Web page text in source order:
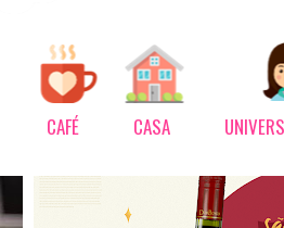
CAFÉ CASA